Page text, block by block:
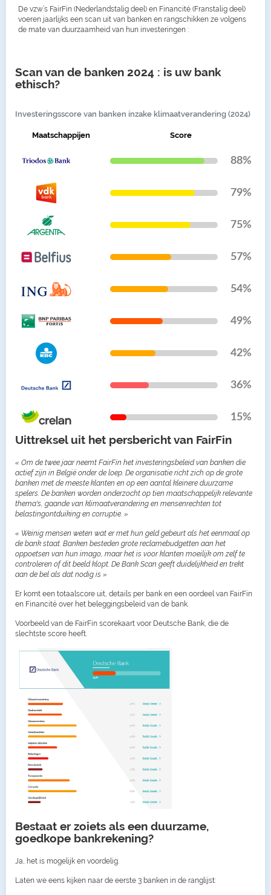
De vzw’s FairFin (Nederlandstalig deel) en Financité (Franstalig deel)
voeren jaarlijks een scan uit van banken en rangschikken ze volgens
de mate van duurzaamheid van hun investeringen :
Scan van de banken 2024 : is uw bank
ethisch?
Investeringsscore van banken inzake klimaatverandering (2024)
Maatschappijen Score
88%
79%
75%
57%
54%
49%
42%
36%
15%
Uittreksel uit het persbericht van FairFin
« Om de twee jaar neemt FairFin het investeringsbeleid van banken die
actief zijn in België onder de loep. De organisatie richt zich op de grote
banken met de meeste klanten en op een aantal kleinere duurzame
spelers. De banken worden onderzocht op tien maatschappelijk relevante
thema's, gaande van klimaatverandering en mensenrechten tot
belastingontduiking en corruptie. »
« Weinig mensen weten wat er met hun geld gebeurt als het eenmaal op
de bank staat. Banken besteden grote reclamebudgetten aan het
oppoetsen van hun imago, maar het is voor klanten moeilijk om zelf te
controleren of dit beeld klopt. De Bank Scan geeft duidelijkheid en trekt
aan de bel als dat nodig is »
Er komt een totaalscore uit, details per bank en een oordeel van FairFin
en Financité over het beleggingsbeleid van de bank.
Voorbeeld van de FairFin scorekaart voor Deutsche Bank, die de
slechtste score heeft.
Bestaat er zoiets als een duurzame,
goedkope bankrekening?
Ja, het is mogelijk en voordelig.
Laten we eens kijken naar de eerste 3 banken in de ranglijst: